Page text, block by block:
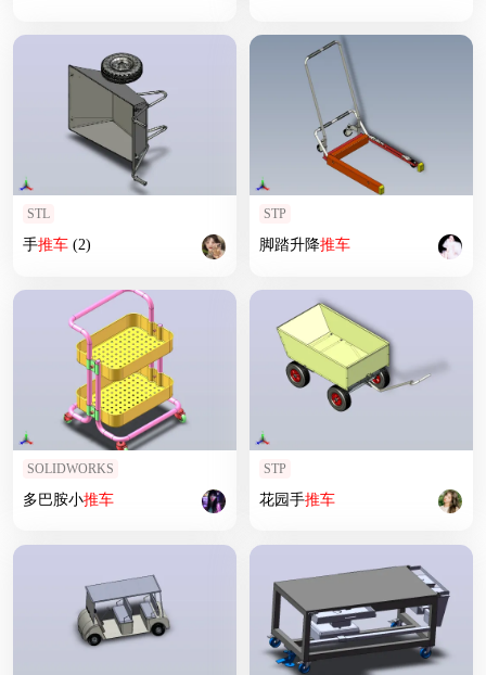
STL
手推车(2)
STP
脚踏升降推车
SOLIDWORKS
多巴胺小推车
STP
花园手推车